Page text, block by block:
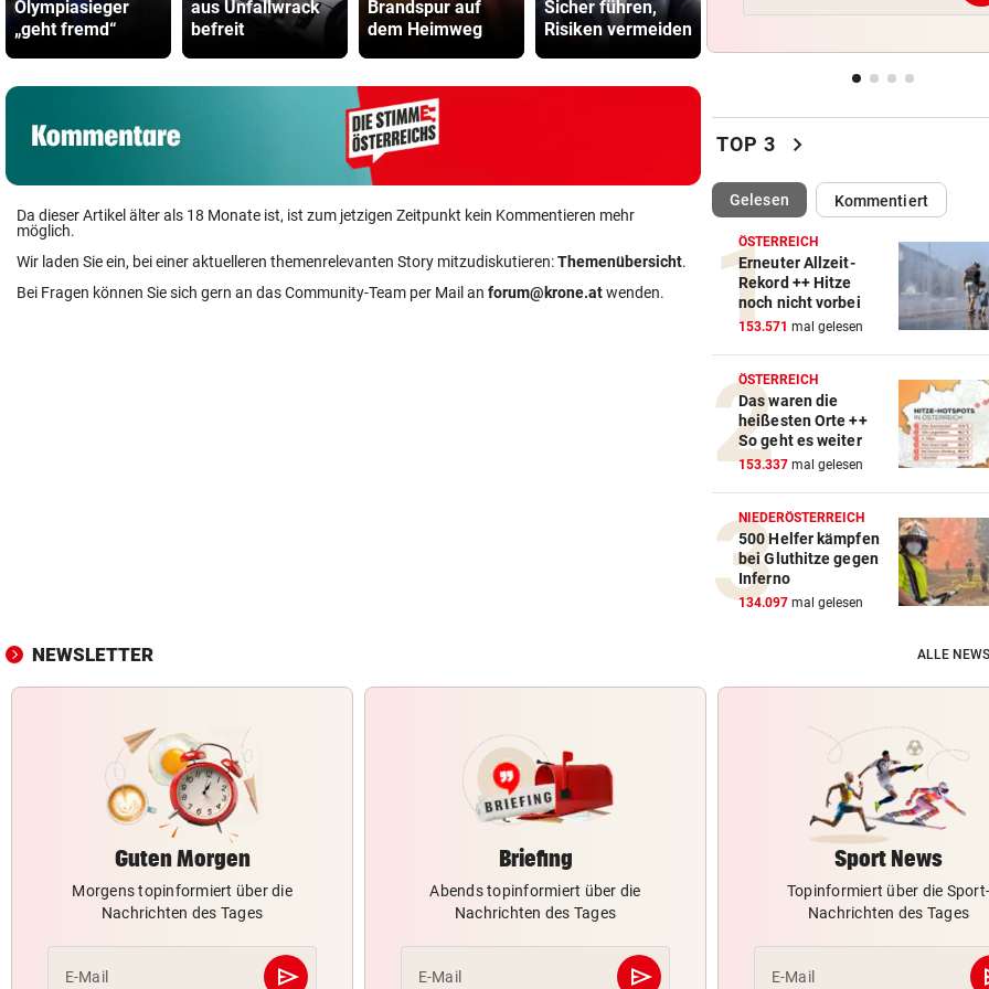
Olympiasieger
„geht fremd“
aus Unfallwrack
befreit
Brandspur auf
dem Heimweg
Sicher führen,
Risiken vermeiden
Ceuta vor
Da dieser Artikel älter als 18 Monate ist, ist zum jetzigen Zeitpunkt kein Kommentieren mehr
möglich.
Wir laden Sie ein, bei einer aktuelleren themenrelevanten Story mitzudiskutieren:Themenübersicht.
Bei Fragen können Sie sich gern an das Community-Team per Mail an forum@krone.atwenden.
Von hier aus blicken Sie auf
Fall „Schmotzer“: Ein
als Bärendienst
TENNIE AUF ÜBERHOLSPUR vor
230 PS! 13-Jährige schrieb im
Autocross Geschichte
STREIT IN DORNBIRN vor
Dragqueen-Lesung lässt
TOP 3 chevron_right
Gelesen(ausgewählt)Kommentiert
ÖSTERREICH
Erneuter Allzeit-
Rekord ++ Hitze
noch nicht vorbei
153.571 mal gelesen
ÖSTERREICH
Das waren die
heißesten Orte ++
So geht es weiter
153.337 mal gelesen
NIEDERÖSTERREICH
500 Helfer kämpfen
bei Gluthitze gegen
Inferno
134.097 mal gelesen
NEWSLETTER ALLE
Guten Morgen
Morgens topinformiert über die
Nachrichten des Tages
E-Mail send
Abschicken
Briefing
Abends topinformiert über die
Nachrichten des Tages
E-Mail send
Abschicken
Sport News
Topinformiert über die Sport-
Nachrichten des Tages
E-Mail